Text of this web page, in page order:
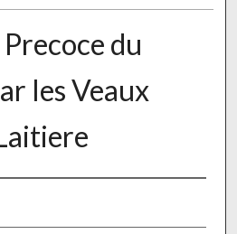
du
les Veaux